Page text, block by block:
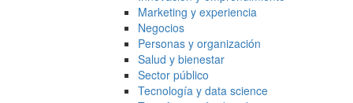
Marketing y experiencia
Negocios
Personas y organización
Salud y bienestar
Sector público
Tecnología y data science